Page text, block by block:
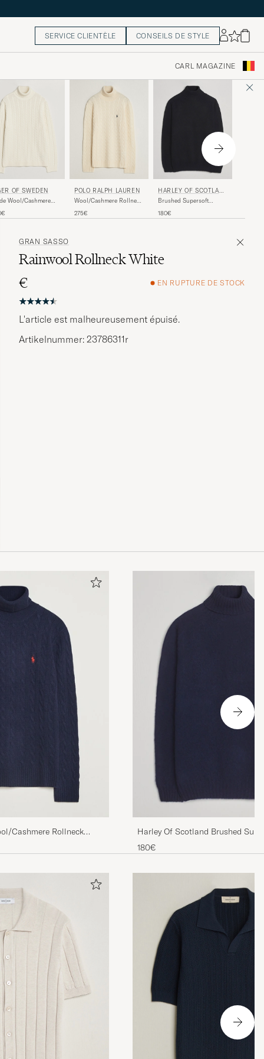
SERVICE CLIENTÈLE CONSEILS DE STYLE
CARL MAGAZINE
OF SWEDEN
Wool/Cashmere
Cream
POLO RALPH LAUREN
Wool/Cashmere Rollneck
275€
HARLEY OF SCOTLAN
D
Brushed Supersoft
Black
180€
GRAN SASSO
Rainwool Rollneck White
€
EN RUPTURE DE STOCK
L'article est malheureusement épuisé.
Artikelnummer: 23786311r
Cashmere Rollneck
Harley Of Scotland Brushed
Lambswool Rollneck Navy
180€